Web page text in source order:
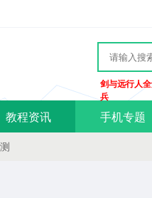
剑与远行人
兵
教程资讯 手机专题